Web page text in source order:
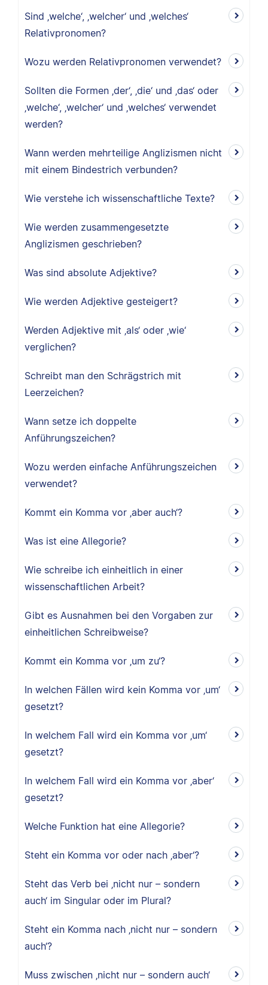
Sind ‚welche‘, ‚welcher‘ und ‚welches‘
Relativpronomen?
Wozu werden Relativpronomen verwendet?
Sollten die Formen ‚der‘, ‚die‘ und ‚das‘ oder
‚welche‘, ‚welcher‘ und ‚welches‘ verwendet
werden?
Wann werden mehrteilige Anglizismen nicht
mit einem Bindestrich verbunden?
Wie verstehe ich wissenschaftliche Texte?
Wie werden zusammengesetzte
Anglizismen geschrieben?
Was sind absolute Adjektive?
Wie werden Adjektive gesteigert?
Werden Adjektive mit ‚als‘ oder ‚wie‘
verglichen?
Schreibt man den Schrägstrich mit
Leerzeichen?
Wann setze ich doppelte
Anführungszeichen?
Wozu werden einfache Anführungszeichen
verwendet?
Kommt ein Komma vor ‚aber auch‘?
Was ist eine Allegorie?
Wie schreibe ich einheitlich in einer
wissenschaftlichen Arbeit?
Gibt es Ausnahmen bei den Vorgaben zur
einheitlichen Schreibweise?
Kommt ein Komma vor ‚um zu‘?
In welchen Fällen wird kein Komma vor ‚um‘
gesetzt?
In welchem Fall wird ein Komma vor ‚um‘
gesetzt?
In welchem Fall wird ein Komma vor ‚aber‘
gesetzt?
Welche Funktion hat eine Allegorie?
Steht ein Komma vor oder nach ‚aber‘?
Steht das Verb bei ‚nicht nur – sondern
auch‘ im Singular oder im Plural?
Steht ein Komma nach ‚nicht nur – sondern
auch‘?
Muss zwischen ‚nicht nur – sondern auch‘